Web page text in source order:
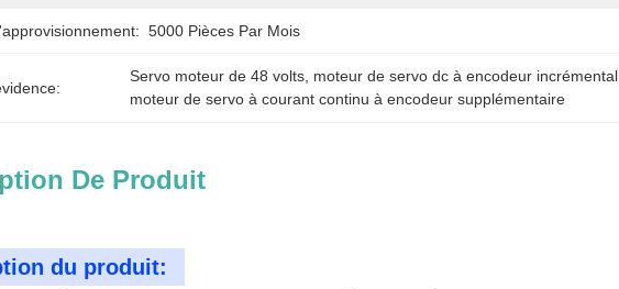
5000 Pièces Par Mois
Servo moteur de 48 volts, moteur de servo dc à encodeur incrémental,
moteur de servo à courant continu à encodeur supplémentaire
De Produit
du produit: